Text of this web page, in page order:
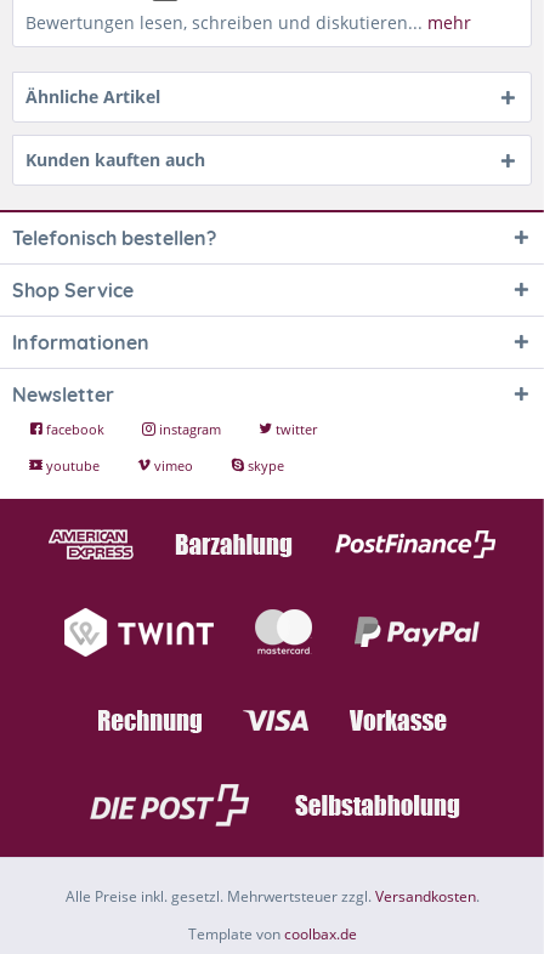
Bewertungen lesen, schreiben und diskutieren... mehr
Ähnliche Artikel
Kunden kauften auch
Telefonisch bestellen?
Shop Service
Informationen
Newsletter
facebook instagram
twitter
youtube
vimeo skype
Alle Preise inkl. gesetzl. Mehrwertsteuer zzgl.Versandkosten.
Template voncoolbax.de